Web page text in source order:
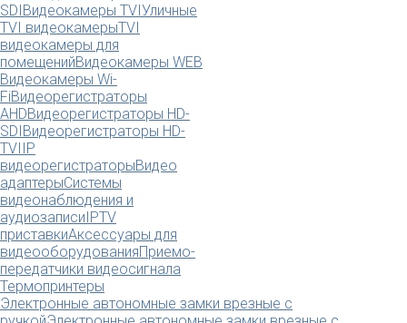
SDIВидеокамеры TVIУличные
TVI видеокамерыTVI
видеокамеры для
помещенийВидеокамеры WEB
Видеокамеры Wi-
FiВидеорегистраторы
AHDВидеорегистраторы HD-
SDIВидеорегистраторы HD-
TVI IP
видеорегистраторыВидео
адаптерыСистемы
видеонаблюдения и
аудиозаписиIPTV
приставкиАксессуары для
видеооборудованияПриемо-
передатчики видеосигнала
Термопринтеры
Электронные автономные замки врезные с